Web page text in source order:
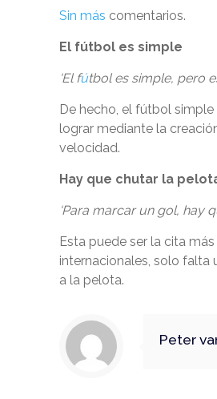
Sin más comentarios.
El fútbol es simple
‘El fútbol es simple, pero
De hecho, el fútbol
lograr mediante la
velocidad.
Hay que chutar la
‘Para marcar un gol, hay
Esta puede ser la cita
internacionales, solo falta
a la pelota.
Peter